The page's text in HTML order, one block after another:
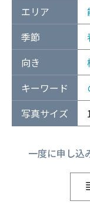
エリア
季節
向き
キーワード
写真サイズ
一度に申し込